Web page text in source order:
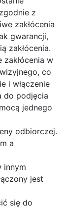
z
zakłócenia
gwarancji,
zakłócenia.
w
co
i włączenie
do podjęcia
jednego
odbiorczej.
a
innym
jest
się do